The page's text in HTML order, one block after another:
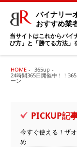
バイナリー
おすすめ業
当サイトはこれからバイ
び方」と「勝てる方法」
HOME
365up
24時間365日開催中！！
ーン
PICKUP記
今すぐ使える！ザ
め